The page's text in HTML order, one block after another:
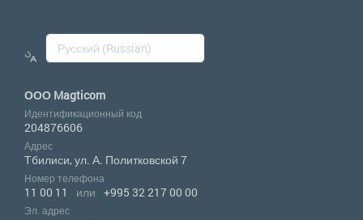
ООО Magticom
Идентификационный код
204876606
Адрес
Тбилиси, ул. А. Политковской 7
Номер телефона
11 00 11 или +995 32 217 00 00
Эл. адрес